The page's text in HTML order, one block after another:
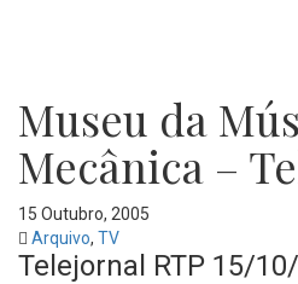
Museu da
Mecânica –
15 Outubro, 2005
Arquivo, TV
Telejornal RTP 15/